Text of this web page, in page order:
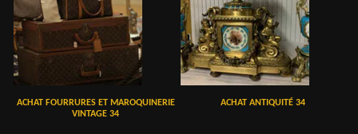
ACHAT FOURRURES ET MAROQUINERIE
VINTAGE 34
ACHAT ANTIQUITÉ 34